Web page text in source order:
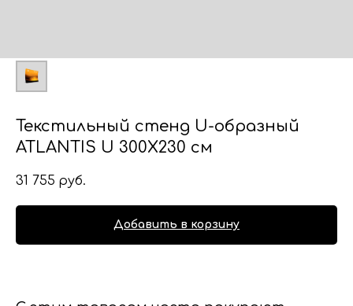
Текстильный стенд U-образный
ATLANTIS U 300X230 см
31 755 руб.
Добавить в корзину